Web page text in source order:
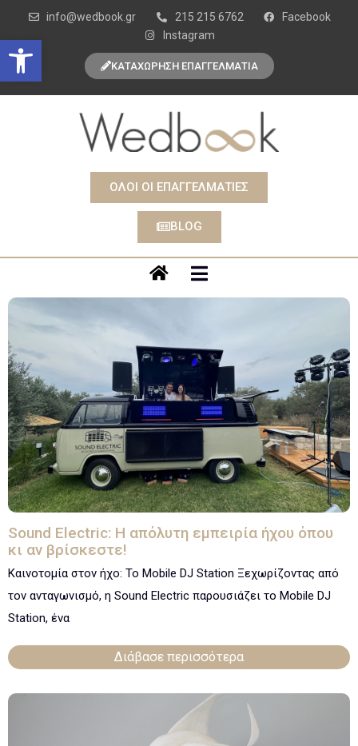
Open toolbar
info@wedbook.gr 215 215 6762
Facebook
Instagram
ΚΑΤΑΧΩΡΗΣΗ ΕΠΑΓΓΕΛΜΑΤΙΑ
ΟΛΟΙ ΟΙ ΕΠΑΓΓΕΛΜΑΤΙΕΣ
BLOG
Sound Electric: Η απόλυτη εμπειρία ήχου όπου
κι αν βρίσκεστε!
Καινοτομία στον ήχο: Το Mobile DJ Station Ξεχωρίζοντας από
τον ανταγωνισμό, η Sound Electric παρουσιάζει το Mobile DJ
Station, ένα
Διάβασε περισσότερα